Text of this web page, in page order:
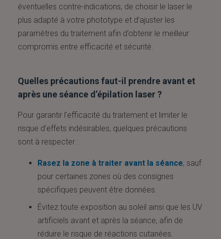
éventuelles contre-indications, de choisir le laser le
plus adapté à votre phototype et d’ajuster les
paramètres du traitement afin d’obtenir le meilleur
compromis entre efficacité et sécurité.
Quelles précautions faut-il prendre avant et
après une séance d’épilation laser ?
Pour garantir l’efficacité du traitement et limiter le
risque d’effets indésirables, quelques précautions
sont à respecter :
Rasez la zone à traiter avant la séance, sauf
pour certaines zones où des consignes
spécifiques peuvent être données.
Évitez toute exposition au soleil ainsi que les UV
artificiels avant et après la séance, afin de
réduire le risque de réactions cutanées.